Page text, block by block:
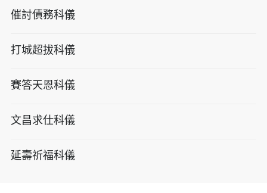
催討債務科儀
打城超拔科儀
賽答天恩科儀
文昌求仕科儀
延壽祈福科儀